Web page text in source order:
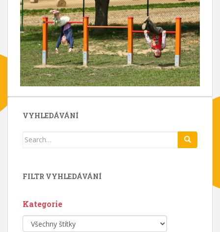
VYHLEDÁVÁNÍ
Search
FILTR VYHLEDÁVÁNÍ
Kategorie